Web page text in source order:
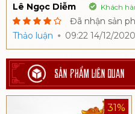
Lê Ngọc Diễm Khách
Đã nhận sản
Thảo luận
09:22 14/12/2020
SẢN PHẨM LIÊN QUAN
31%